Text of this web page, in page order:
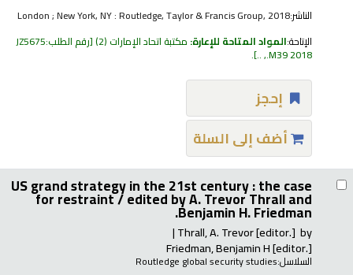
الناشر:London ; New York, NY : Routledge, Taylor & Francis Group, 2018
الإتاحة:المواد المتاحة للإعارة: مكتبة اتحاد الإمارات (2) رقم الطلب:JZ5675
.M39 2018, ..
.
إحجز
أضف إلى السلة
US grand strategy in the 21st century : the case
for restraint /edited by A. Trevor Thrall and
Benjamin H. Friedman.
by
Thrall, A. Trevor[editor.]
Friedman, Benjamin H[editor.]
السلاسل:Routledge global security studies